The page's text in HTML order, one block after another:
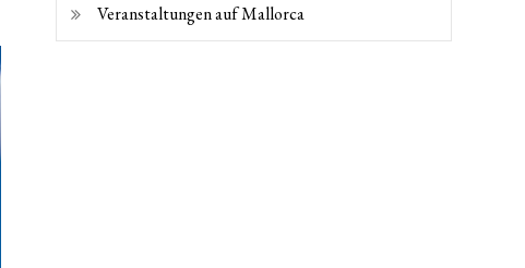
Veranstaltungen auf Mallorca